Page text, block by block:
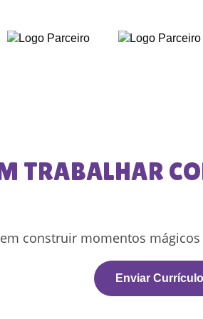
TRABALHAR
construir momentos
Enviar Currículo